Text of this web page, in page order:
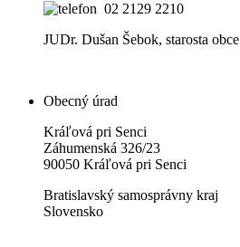
02 2129 2210
JUDr. Dušan Šebok, starosta obce
Obecný úrad
Kráľová pri Senci
Záhumenská 326/23
90050 Kráľová pri Senci
Bratislavský samosprávny kraj
Slovensko